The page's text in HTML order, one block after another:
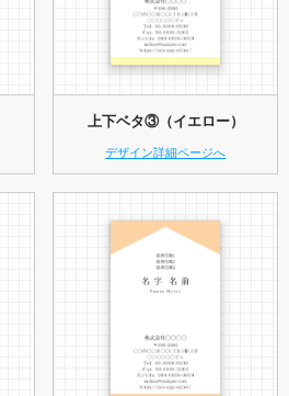
上下ベタ③（イエロー）
デザイン詳細ページへ